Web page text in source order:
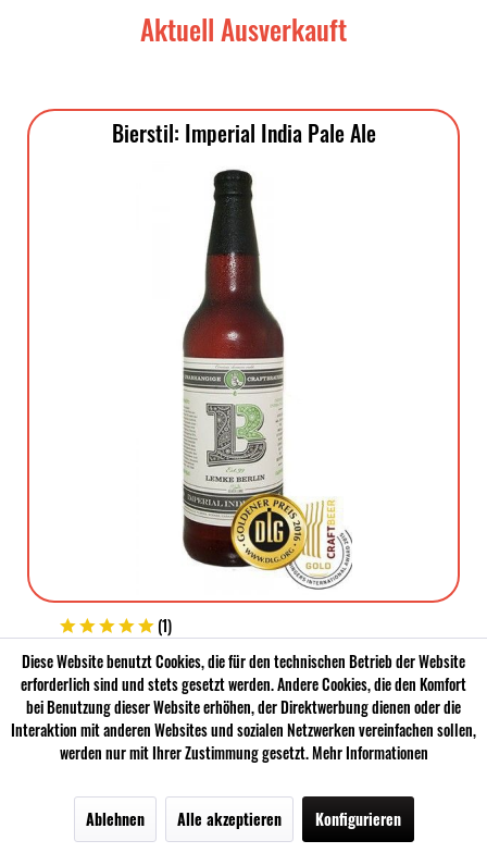
Aktuell Ausverkauft
Bierstil: Imperial India Pale Ale
(1)
LEMKE IMPERIAL IPA
0.33 Liter | 10 % Vol | 4,49 €5,49 € *| (13,61 € * / 1 Liter)
zzgl. 0,08 € MEHRWEG-Pfand
Mindesthaltbarkeitsdatum: 19.11.2021
Sale Newsletter
Diese Website benutzt Cookies, die für den technischen Betrieb der Website
erforderlich sind und stets gesetzt werden. Andere Cookies, die den Komfort
bei Benutzung dieser Website erhöhen, der Direktwerbung dienen oder die
Interaktion mit anderen Websites und sozialen Netzwerken vereinfachen sollen,
werden nur mit Ihrer Zustimmung gesetzt.Mehr Informationen
Ablehnen Alle akzeptieren Konfigurieren